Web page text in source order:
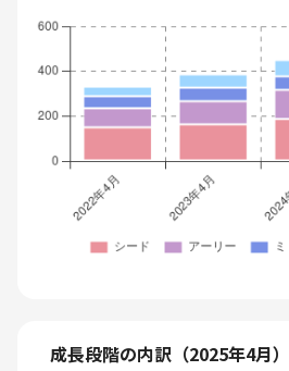
成長段階の内訳（2025年4月）